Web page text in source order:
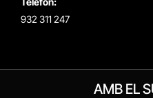
932 311 247
AMB EL